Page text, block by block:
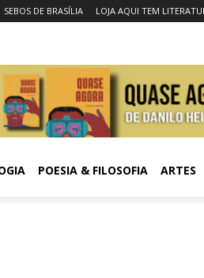
SEBOS DE BRASÍLIA LOJA AQUI TEM
POESIA & FILOSOFIA ARTES